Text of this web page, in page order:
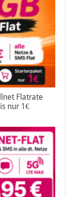
Flatrate
nur 1€